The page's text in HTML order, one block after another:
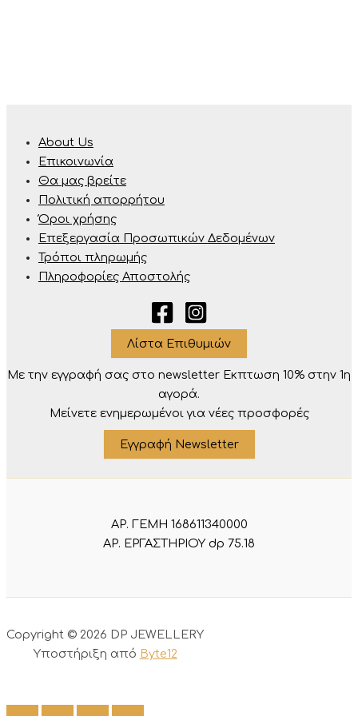
About Us
Επικοινωνία
Θα μας βρείτε
Πολιτική απορρήτου
Όροι χρήσης
Επεξεργασία Προσωπικών Δεδομένων
Τρόποι πληρωμής
Πληροφορίες Αποστολής
Λίστα Επιθυμιών
Με την εγγραφή σας στο newsletter Eκπτωση 10% στην 1η
αγορά.
Μείνετε ενημερωμένοι για νέες προσφορές
Εγγραφή Newsletter
ΑΡ. ΓΕΜΗ 168611340000
ΑΡ. ΕΡΓΑΣΤΗΡΙΟΥ dp 75.18
Copyright © 2026 DP JEWELLERY
Υποστήριξη από Byte12